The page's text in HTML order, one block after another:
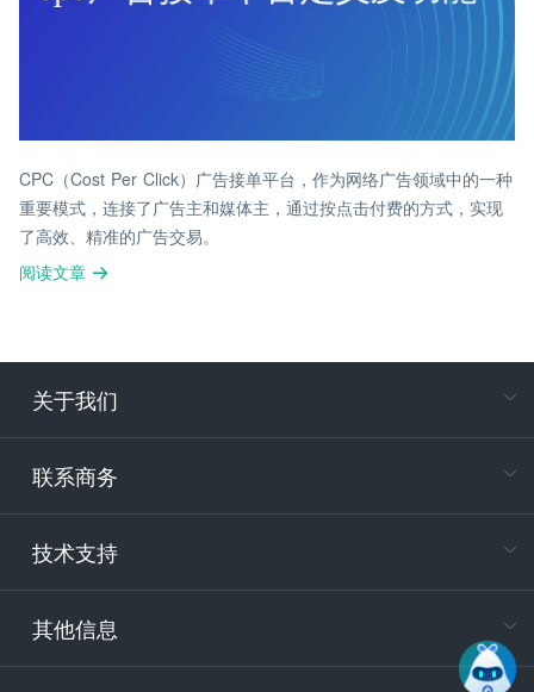
CPC（Cost Per Click）广告接单平台，作为网络广告领域中的一种
重要模式，连接了广告主和媒体主，通过按点击付费的方式，实现
了高效、精准的广告交易。
阅读文章
关于我们
联系商务
技术支持
其他信息
电
400-
技